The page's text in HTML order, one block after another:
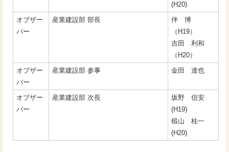
(H20)
オブザー
バー
産業建設部 部長
伴 博
（H19）
吉田 利和
（H20）
オブザー
バー
産業建設部 参事 金田 達也
オブザー
バー
産業建設部 次長
坂野 信安
(H19)
椴山 桂一
(H20)